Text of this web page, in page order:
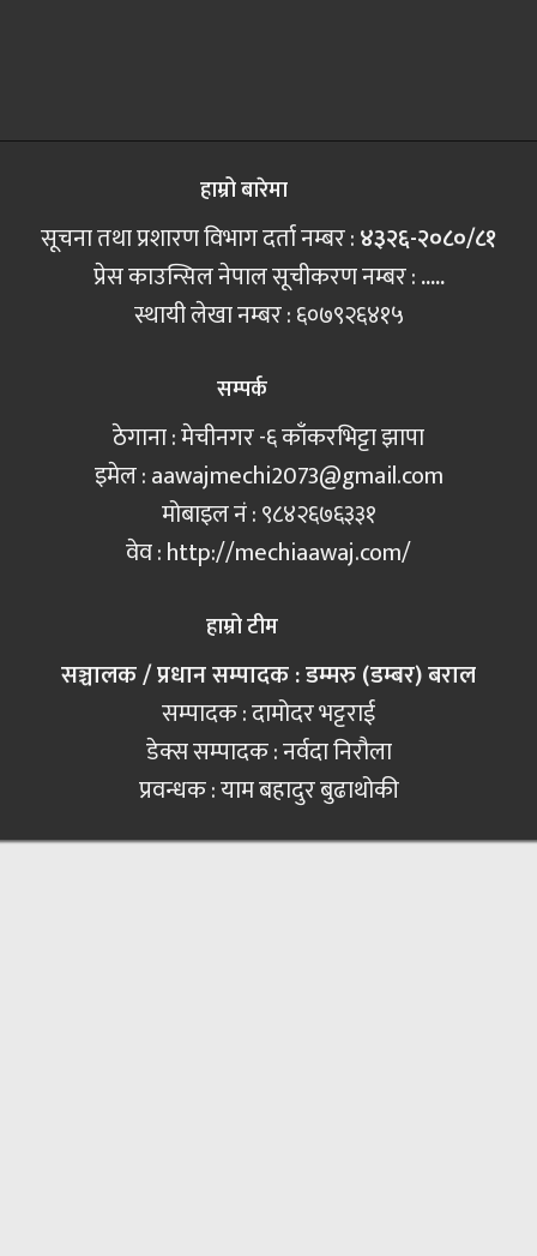
हाम्रो बारेमा
सूचना तथा प्रशारण विभाग दर्ता नम्बर :४३२६-२०८०/८१
प्रेस काउन्सिल नेपाल सूचीकरण नम्बर :.....
स्थायी लेखा नम्बर : ६०७९२६४१५
सम्पर्क
ठेगाना : मेचीनगर -६ काँकरभिट्टा झापा
इमेल :aawajmechi2073@gmail.com
मोबाइल नं‍ : ९८४२६७६३३१
वेव : http://mechiaawaj.com/
हाम्रो टीम
सञ्चालक / प्रधान सम्पादक : डम्मरु (डम्बर) बराल
सम्पादक : दामोदर भट्टराई
डेक्स सम्पादक : नर्वदा निरौला
प्रवन्धक : याम बहादुर बुढाथोकी